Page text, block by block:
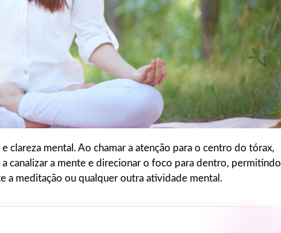
e clareza mental. Ao chamar a atenção para o centro do tórax,
canalizar a mente e direcionar o foco para dentro, permitindo
a meditação ou qualquer outra atividade mental.